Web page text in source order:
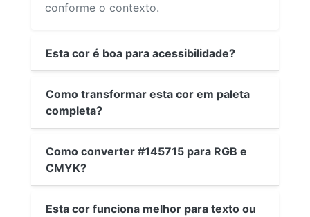
conforme o contexto.
Esta cor é boa para acessibilidade?
Como transformar esta cor em paleta
completa?
Como converter #145715 para RGB e
CMYK?
Esta cor funciona melhor para texto ou